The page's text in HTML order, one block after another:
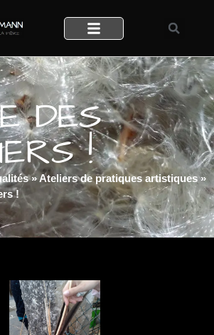
DES
!
»Ateliers de pratiques artistiques»
!